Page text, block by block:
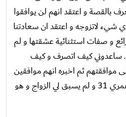
بالقصة و اعتقد انهم لن يوافقوا
شيء لاتزوجه و اعتقد ان سعادتنا
و صفات استثنائية عشقتها و لم
. ساعدوني كيف اتصرف و كيف
ثم اخبره انهم موافقين
حتى يتقدم لي .. مع العلم عمري 31 و لم يسبق لي الزواج و هو